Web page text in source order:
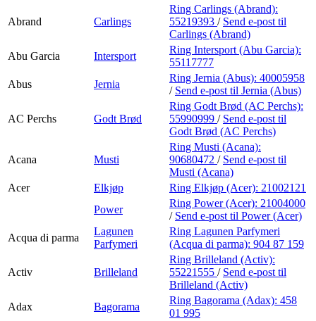
Abrand Carlings
Ring Carlings (Abrand):
55219393 / Send e-post til
Carlings (Abrand)
Abu Garcia
Intersport
Ring Intersport (Abu Garcia):
55117777
Abus
Jernia
Ring Jernia (Abus): 40005958
/ Send e-post til Jernia (Abus)
AC Perchs Godt Brød
Ring Godt Brød (AC Perchs):
55990999 / Send e-post til
Godt Brød (AC Perchs)
Acana Musti
Ring Musti (Acana):
90680472 / Send e-post til
Musti (Acana)
Acer
Elkjøp Ring Elkjøp (Acer): 21002121
Power
Ring Power (Acer): 21004000
/ Send e-post til Power (Acer)
Acqua di parma
Lagunen
Parfymeri
Ring Lagunen Parfymeri
(Acqua di parma): 904 87 159
Activ Brilleland
Ring Brilleland (Activ):
55221555 / Send e-post til
Brilleland (Activ)
Adax
Bagorama
Ring Bagorama (Adax): 458
01 995